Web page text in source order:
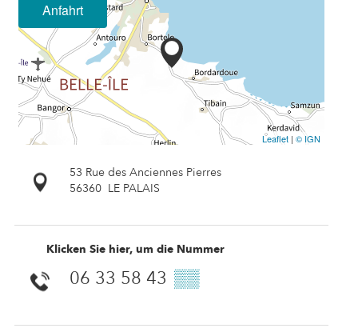
Anfahrt
Leaflet | © IGN
53 Rue des Anciennes Pierres
56360 LE PALAIS
Klicken Sie hier, um die Nummer
06 33 58 43 ▒▒